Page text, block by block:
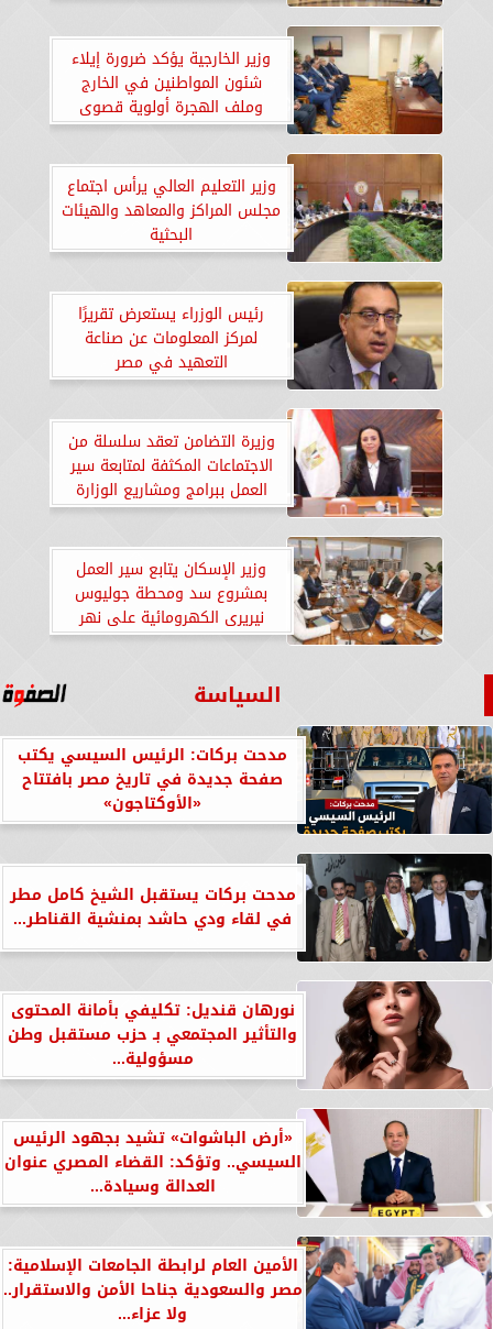
وزير الخارجية يؤكد ضرورة إيلاء
شئون المواطنين في الخارج
وملف الهجرة أولوية قصوى
وزير التعليم العالي يرأس اجتماع
مجلس المراكز والمعاهد والهيئات
البحثية
رئيس الوزراء يستعرض تقريرًا
لمركز المعلومات عن صناعة
التعهيد في مصر
وزيرة التضامن تعقد سلسلة من
الاجتماعات المكثفة لمتابعة سير
العمل ببرامج ومشاريع الوزارة
المختلفة
وزير الإسكان يتابع سير العمل
بمشروع سد ومحطة جوليوس
نيريرى الكهرومائية على نهر
روفيجي
السياسة
مدحت بركات: الرئيس السيسي يكتب
صفحة جديدة في تاريخ مصر بافتتاح
«الأوكتاجون»
مدحت بركات يستقبل الشيخ كامل مطر
في لقاء ودي حاشد بمنشية القناطر...
نورهان قنديل: تكليفي بأمانة المحتوى
والتأثير المجتمعي بـ حزب مستقبل وطن
مسؤولية...
«أرض الباشوات» تشيد بجهود الرئيس
السيسي.. وتؤكد: القضاء المصري عنوان
العدالة وسيادة...
الأمين العام لرابطة الجامعات الإسلامية:
مصر والسعودية جناحا الأمن والاستقرار..
ولا عزاء...